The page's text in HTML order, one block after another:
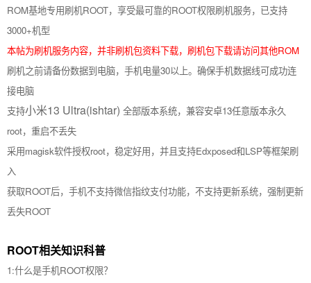
ROM基地专用刷机ROOT，享受最可靠的ROOT权限刷机服务，已支持
3000+机型
本帖为刷机服务内容，并非刷机包资料下载，刷机包下载请访问其他ROM
刷机之前请备份数据到电脑，手机电量30以上。确保手机数据线可成功连
接电脑
支持小米13 Ultra(ishtar) 全部版本系统，兼容安卓13任意版本永久
root，重启不丢失
采用magisk软件授权root，稳定好用，并且支持Edxposed和LSP等框架刷
入
获取ROOT后，手机不支持微信指纹支付功能，不支持更新系统，强制更新
丢失ROOT
ROOT相关知识科普
1:什么是手机ROOT权限？